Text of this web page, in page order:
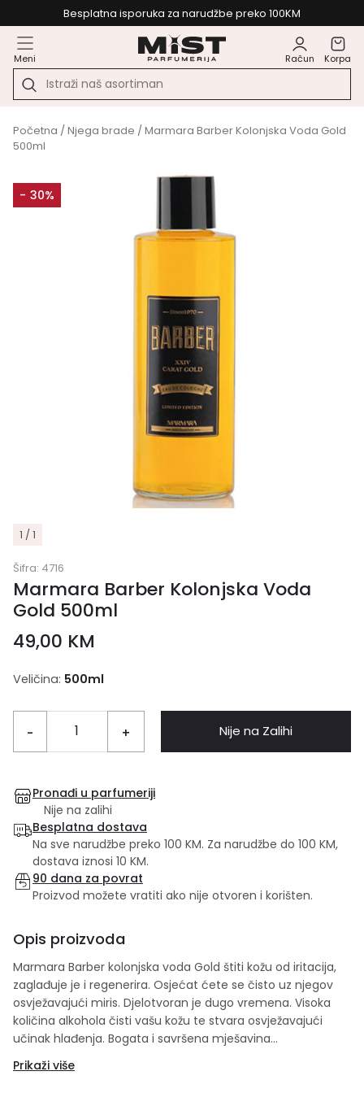
Besplatna isporuka za narudžbe preko 100KM
Meni Račun Korpa
Početna /Njega brade / Marmara Barber Kolonjska Voda Gold
500ml
- 30%
1 / 1
Šifra: 4716
Marmara Barber Kolonjska Voda
Gold 500ml
49,00 KM
Veličina: 500ml
- + Nije na Zalihi
Pronađi u parfumeriji
Nije na zalihi
Besplatna dostava
Na sve narudžbe preko 100 KM. Za narudžbe do 100 KM,
dostava iznosi 10 KM.
90 dana za povrat
Proizvod možete vratiti ako nije otvoren i korišten.
Opis proizvoda
Marmara Barber kolonjska voda Gold štiti kožu od iritacija,
zaglađuje je i regenerira. Osjećat ćete se čisto uz njegov
osvježavajući miris. Djelotvoran je dugo vremena. Visoka
količina alkohola čisti vašu kožu te stvara osvježavajući
učinak hlađenja. Bogata i savršena mješavina
cimeta i začinskih začina te srčanim notama ruže, kože i
Prikaži više